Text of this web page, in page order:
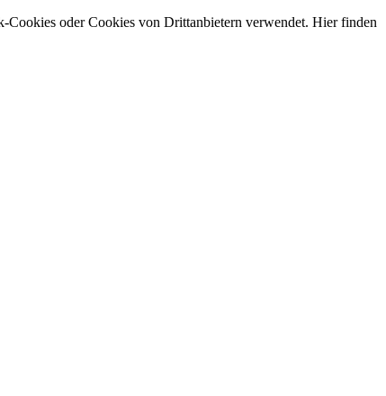
Cookies oder Cookies von Drittanbietern verwendet. Hier finden